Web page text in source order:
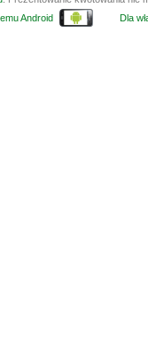
Android Dla